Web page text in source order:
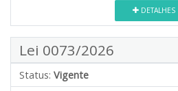
DETALHES
Lei 0073/2026
Status: Vigente